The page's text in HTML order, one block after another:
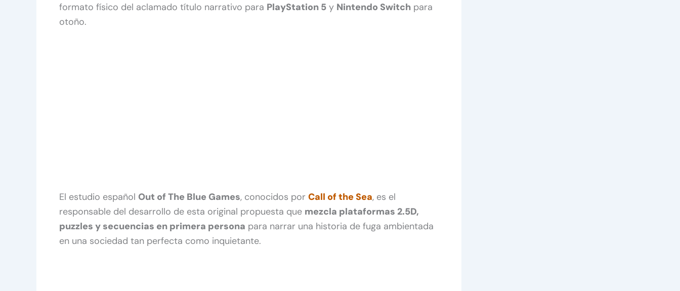
formato físico del aclamado título narrativo para PlayStation 5 y Nintendo Switch para
otoño.
El estudio español Out of The Blue Games, conocidos por Call of the Sea, es el
responsable del desarrollo de esta original propuesta que mezcla plataformas 2.5D,
puzzles y secuencias en primera persona para narrar una historia de fuga ambientada
en una sociedad tan perfecta como inquietante.